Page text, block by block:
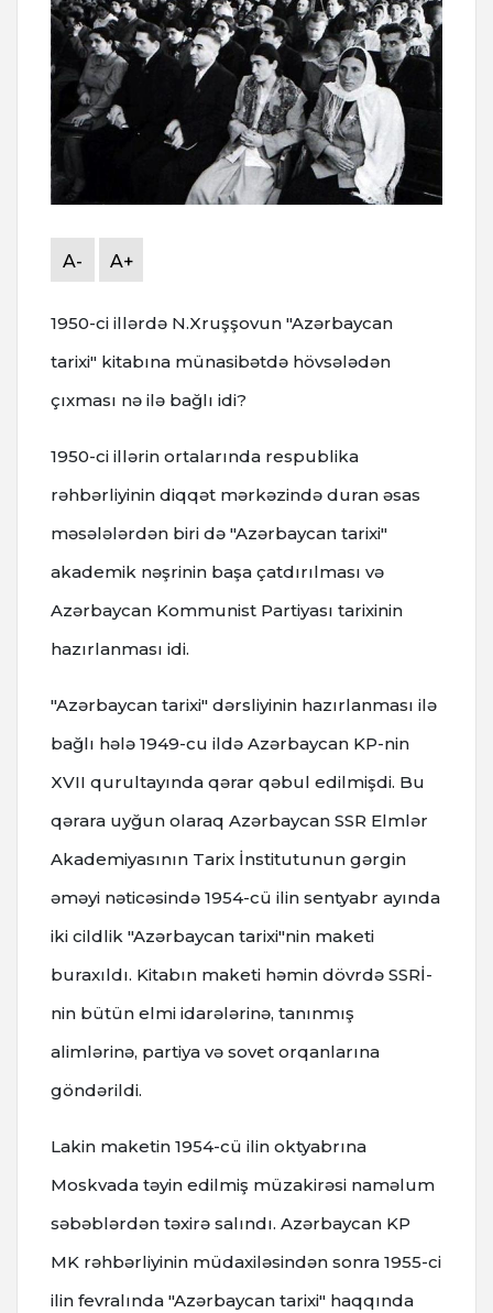
A- A+
1950-ci illərdə N.Xruşşovun "Azərbaycan
tarixi" kitabına münasibətdə hövsələdən
çıxması nə ilə bağlı idi?
1950-ci illərin ortalarında respublika
rəhbərliyinin diqqət mərkəzində duran əsas
məsələlərdən biri də "Azərbaycan tarixi"
akademik nəşrinin başa çatdırılması və
Azərbaycan Kommunist Partiyası tarixinin
hazırlanması idi.
"Azərbaycan tarixi" dərsliyinin hazırlanması ilə
bağlı hələ 1949-cu ildə Azərbaycan KP-nin
XVII qurultayında qərar qəbul edilmişdi. Bu
qərara uyğun olaraq Azərbaycan SSR Elmlər
Akademiyasının Tarix İnstitutunun gərgin
əməyi nəticəsində 1954-cü ilin sentyabr ayında
iki cildlik "Azərbaycan tarixi"nin maketi
buraxıldı. Kitabın maketi həmin dövrdə SSRİ-
nin bütün elmi idarələrinə, tanınmış
alimlərinə, partiya və sovet orqanlarına
göndərildi.
Lakin maketin 1954-cü ilin oktyabrına
Moskvada təyin edilmiş müzakirəsi naməlum
səbəblərdən təxirə salındı. Azərbaycan KP
MK rəhbərliyinin müdaxiləsindən sonra 1955-ci
ilin fevralında "Azərbaycan tarixi" haqqında